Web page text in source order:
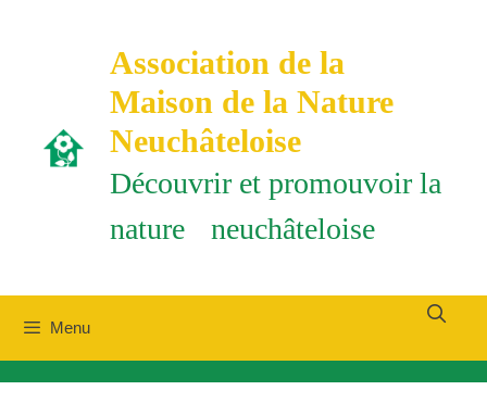
Association de la
Maison de la Nature
Neuchâteloise
Découvrir et promouvoir la
nature neuchâteloise
Menu